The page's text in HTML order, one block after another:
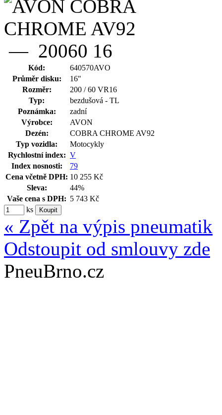
Kód:
640570AVO
Průměr disku:
16"
Rozměr:
200 / 60 VR16
Typ:
bezdušová - TL
Poznámka:
zadní
Výrobce:
AVON
Dezén:
COBRA CHROME AV92
Typ vozidla:
Motocykly
Rychlostní index: V
Index nosnosti:
79
Cena včetně DPH: 10 255 Kč
Sleva:
44%
Vaše cena s DPH: 5 743 Kč
ks
« Zpět na výpis pneumatik
Odstoupit od smlouvy zde
PneuBrno.cz